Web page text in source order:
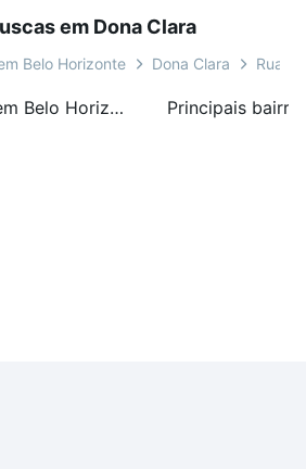
em Dona Clara
Belo Horizonte Dona Clara Rua
Principais bairros em Belo Horizonte, MG